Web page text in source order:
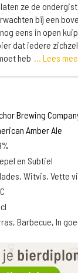
ze de
bij een
eens in open
dat iedere
heb ... Lees
Brewing
Amber Ale
en Subtiel
Witvis, Vette
Barbecue, In